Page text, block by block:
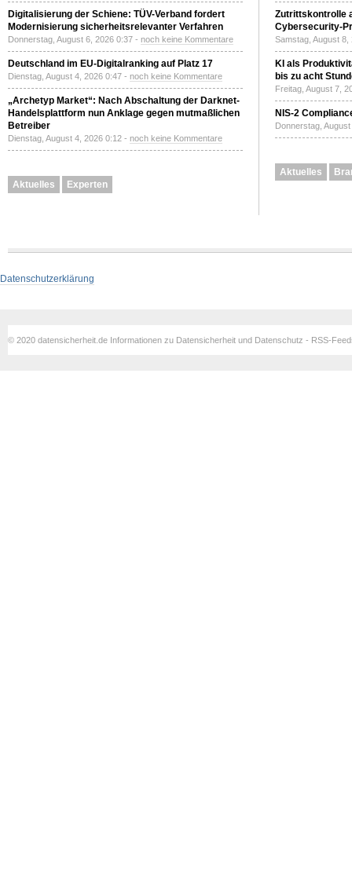
Digitalisierung der Schiene: TÜV-Verband fordert
Modernisierung sicherheitsrelevanter Verfahren
Donnerstag, August 6, 2026 0:37 - noch keine Kommentare
Deutschland im EU-Digitalranking auf Platz 17
Dienstag, August 4, 2026 0:47 - noch keine Kommentare
„Archetyp Market“: Nach Abschaltung der Darknet-
Handelsplattform nun Anklage gegen mutmaßlichen
Betreiber
Dienstag, August 4, 2026 0:12 - noch keine Kommentare
Aktuelles Experten
Zutrittskontrolle
Cybersecurity-
Samstag, August
KI als
bis zu acht
Freitag, August 7,
NIS-2
Donnerstag,
Aktuelles
Datenschutzerklärung
© 2020 datensicherheit.de Informationen zu Datensicherheit und Datenschutz - RSS-